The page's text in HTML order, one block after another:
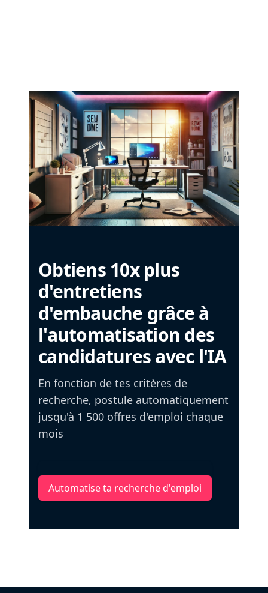
Obtiens 10x plus
d'entretiens
d'embauche grâce à
l'automatisation des
candidatures avec l'IA
En fonction de tes critères de
recherche, postule automatiquement
jusqu'à 1 500 offres d'emploi chaque
mois
Automatise ta recherche d'emploi